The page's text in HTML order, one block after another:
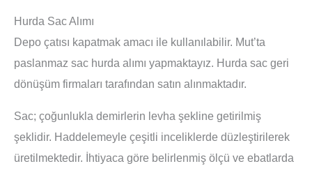
Hurda Sac Alımı
Depo çatısı kapatmak amacı ile kullanılabilir. Mut’ta
paslanmaz sac hurda alımı yapmaktayız. Hurda sac geri
dönüşüm firmaları tarafından satın alınmaktadır.
Sac; çoğunlukla demirlerin levha şekline getirilmiş
şeklidir. Haddelemeyle çeşitli inceliklerde düzleştirilerek
üretilmektedir. İhtiyaca göre belirlenmiş ölçü ve ebatlarda